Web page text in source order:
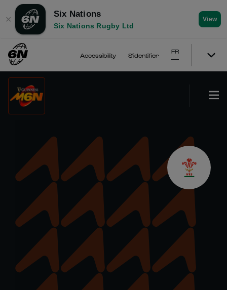
✕
Six Nations
Six Nations Rugby Ltd
View
Accessibility S'identifier
FR